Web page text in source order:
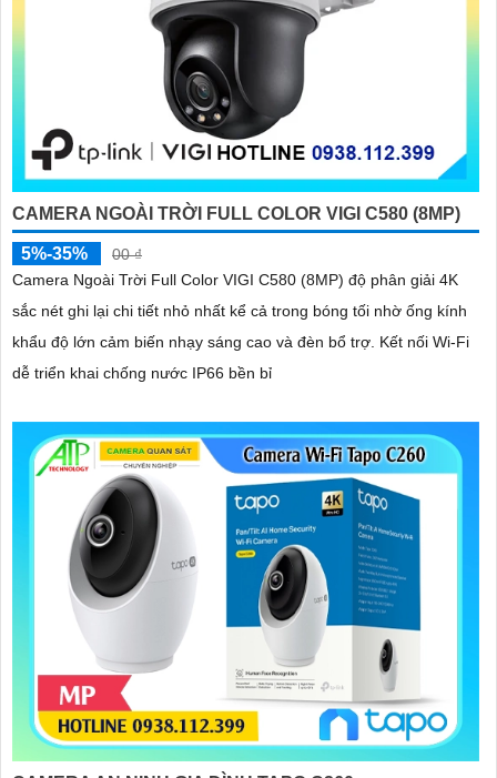
CAMERA NGOÀI TRỜI FULL COLOR VIGI C580 (8MP)
5%-35%
00 ₫
Camera Ngoài Trời Full Color VIGI C580 (8MP) độ phân giải 4K
sắc nét ghi lại chi tiết nhỏ nhất kể cả trong bóng tối nhờ ống kính
khẩu độ lớn cảm biến nhạy sáng cao và đèn bổ trợ. Kết nối Wi-Fi
dễ triển khai chống nước IP66 bền bỉ